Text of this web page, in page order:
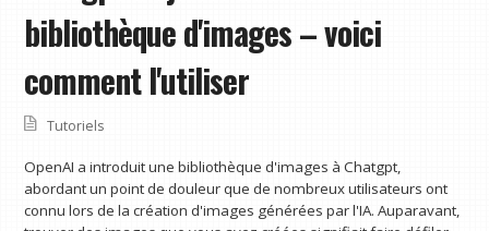
bibliothèque d'images – voici
comment l'utiliser
Tutoriels
OpenAI a introduit une bibliothèque d'images à Chatgpt,
abordant un point de douleur que de nombreux utilisateurs ont
connu lors de la création d'images générées par l'IA. Auparavant,